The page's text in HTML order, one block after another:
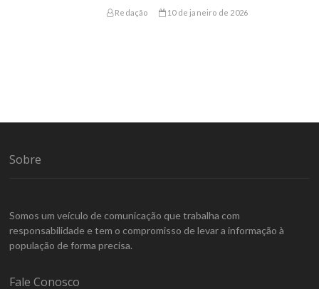
Redação 10 de janeiro de 2026
Sobre
Somos um veículo de comunicação que trabalha com
responsabilidade e tem o compromisso de levar a informação à
população de forma precisa.
Fale Conosco